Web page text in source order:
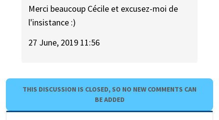
Merci beaucoup Cécile et excusez-moi de
l'insistance :)
27 June, 2019 11:56
THIS DISCUSSION IS CLOSED, SO NO NEW COMMENTS CAN
BE ADDED